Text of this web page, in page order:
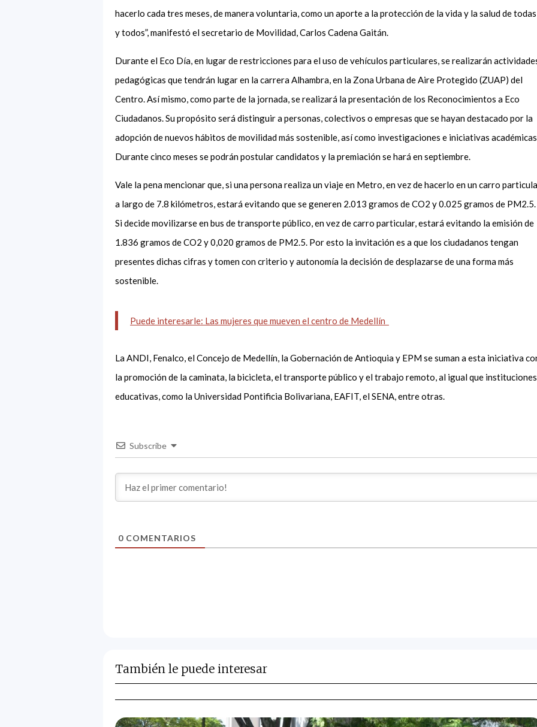
hacerlo cada tres meses, de manera voluntaria, como un aporte a la protección de la vida y la salud de todas
y todos”, manifestó el secretario de Movilidad, Carlos Cadena Gaitán.
Durante el Eco Día, en lugar de restricciones para el uso de vehículos particulares, se realizarán
pedagógicas que tendrán lugar en la carrera Alhambra, en la Zona Urbana de Aire Protegido (ZUAP) del
Centro. Así mismo, como parte de la jornada, se realizará la presentación de los Reconocimientos a Eco
Ciudadanos. Su propósito será distinguir a personas, colectivos o empresas que se hayan destacado por la
adopción de nuevos hábitos de movilidad más sostenible, así como investigaciones e iniciativas
Durante cinco meses se podrán postular candidatos y la premiación se hará en septiembre.
Vale la pena mencionar que, si una persona realiza un viaje en Metro, en vez de hacerlo en un carro
a largo de 7.8 kilómetros, estará evitando que se generen 2.013 gramos de CO2 y 0.025 gramos de PM2.5.
Si decide movilizarse en bus de transporte público, en vez de carro particular, estará evitando la emisión de
1.836 gramos de CO2 y 0,020 gramos de PM2.5. Por esto la invitación es a que los ciudadanos tengan
presentes dichas cifras y tomen con criterio y autonomía la decisión de desplazarse de una forma más
sostenible.
Puede interesarle: Las mujeres que mueven el centro de Medellín
La ANDI, Fenalco, el Concejo de Medellín, la Gobernación de Antioquia y EPM se suman a esta iniciativa
la promoción de la caminata, la bicicleta, el transporte público y el trabajo remoto, al igual que instituciones
educativas, como la Universidad Pontificia Bolivariana, EAFIT, el SENA, entre otras.
Subscribe
0 COMENTARIOS
También le puede interesar